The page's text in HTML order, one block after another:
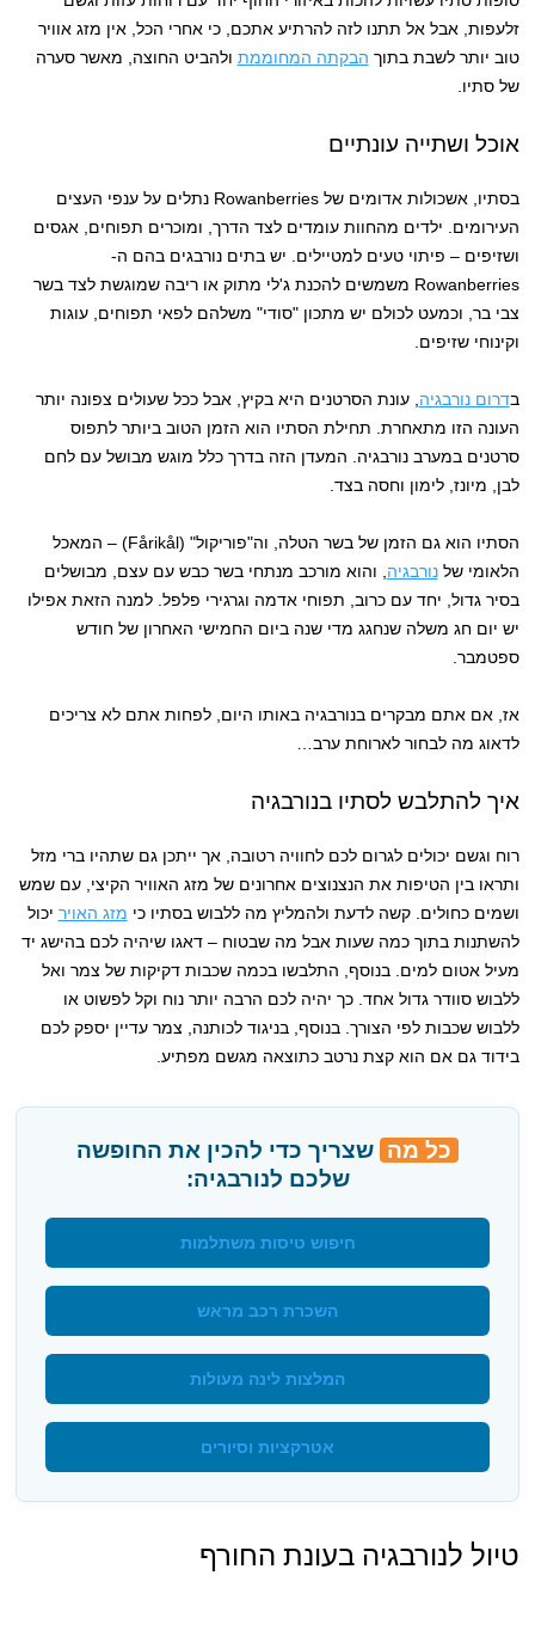
זלעפות, אבל אל תתנו לזה להרתיע אתכם, כי אחרי הכל, אין מזג אוויר
טוב יותר לשבת בתוך הבקתה המחוממת ולהביט החוצה, מאשר סערה
של סתיו.
אוכל ושתייה עונתיים
בסתיו, אשכולות אדומים של Rowanberries נתלים על ענפי העצים
העירומים. ילדים מהחוות עומדים לצד הדרך, ומוכרים תפוחים, אגסים
ושזיפים – פיתוי טעים למטיילים. יש בתים נורבגים בהם ה-
Rowanberries משמשים להכנת ג'לי מתוק או ריבה שמוגשת לצד בשר
צבי בר, וכמעט לכולם יש מתכון "סודי" משלהם לפאי תפוחים, עוגות
וקינוחי שזיפים.
בדרום נורבגיה , עונת הסרטנים היא בקיץ, אבל ככל שעולים צפונה יותר
העונה הזו מתאחרת. תחילת הסתיו הוא הזמן הטוב ביותר לתפוס
סרטנים במערב נורבגיה. המעדן הזה בדרך כלל מוגש מבושל עם לחם
לבן, מיונז, לימון וחסה בצד.
הסתיו הוא גם הזמן של בשר הטלה, וה"פוריקול" (Fårikål) – המאכל
הלאומי שלנורבגיה , והוא מורכב מנתחי בשר כבש עם עצם, מבושלים
בסיר גדול, יחד עם כרוב, תפוחי אדמה וגרגירי פלפל. למנה הזאת אפילו
יש יום חג משלה שנחגג מדי שנה ביום החמישי האחרון של חודש
ספטמבר.
אז, אם אתם מבקרים בנורבגיה באותו היום, לפחות אתם לא צריכים
לדאוג מה לבחור לארוחת ערב…
איך להתלבש לסתיו בנורבגיה
רוח וגשם יכולים לגרום לכם לחוויה רטובה, אך ייתכן גם שתהיו ברי מזל
ותראו בין הטיפות את הנצנוצים אחרונים של מזג האוויר הקיצי, עם שמש
ושמים כחולים. קשה לדעת ולהמליץ מה ללבוש בסתיו כי מזג האויר יכול
להשתנות בתוך כמה שעות אבל מה שבטוח – דאגו שיהיה לכם בהישג יד
מעיל אטום למים. בנוסף, התלבשו בכמה שכבות דקיקות של צמר ואל
ללבוש סוודר גדול אחד. כך יהיה לכם הרבה יותר נוח וקל לפשוט או
ללבוש שכבות לפי הצורך. בנוסף, בניגוד לכותנה, צמר עדיין יספק לכם
בידוד גם אם הוא קצת נרטב כתוצאה מגשם מפתיע.
כל מה שצריך כדי להכין את החופשה
שלכם לנורבגיה:
חיפוש טיסות משתלמות
השכרת רכב מראש
המלצות לינה מעולות
אטרקציות וסיורים
טיול לנורבגיה בעונת החורף